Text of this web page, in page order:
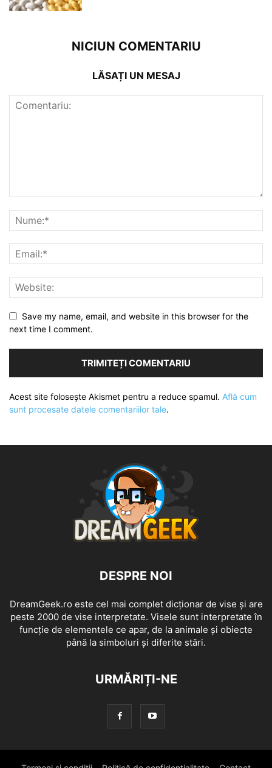
NICIUN COMENTARIU
LĂSAȚI UN MESAJ
Save my name, email, and website in this browser for the
next time I comment.
Acest site folosește Akismet pentru a reduce spamul. Află cum
sunt procesate datele comentariilor tale.
DESPRE NOI
DreamGeek.ro este cel mai complet dicționar de vise și are
peste 2000 de vise interpretate. Visele sunt interpretate în
funcție de elementele ce apar, de la animale și obiecte
până la simboluri și diferite stări.
URMĂRIȚI-NE